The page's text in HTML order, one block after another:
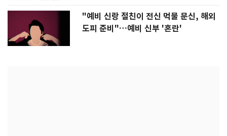
"예비 신랑 절친이 전신 먹물 문신, 해외
도피 준비"…예비 신부 '혼란'